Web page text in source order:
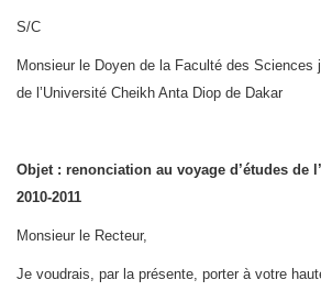
S/C
Monsieur le Doyen de la Faculté des Sciences
de l’Université Cheikh Anta Diop de Dakar
Objet : renonciation au voyage d’études de
2010-2011
Monsieur le Recteur,
Je voudrais, par la présente, porter à votre